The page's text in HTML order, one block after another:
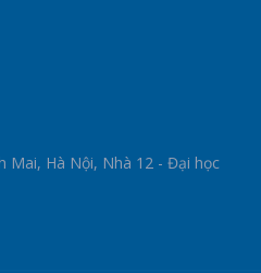
Mai, Hà Nội, Nhà 12 - Đại học